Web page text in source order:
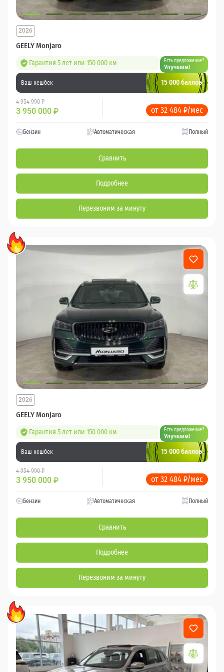
GEELY Monjaro
2026
Гарантия 5 лет или 150 000 км Есть предложение?
Улучшим!
Ваш кешбек 15 000 баллов
4 954 990 ₽
3 950 000 ₽ от 32 484 ₽/мес
Бензин Автоматическая Полный
Сравнить
Подробнее
Перезвоним за минуту
GEELY Monjaro
2026
Гарантия 5 лет или 150 000 км Есть предложение?
Улучшим!
Ваш кешбек 15 000 баллов
4 954 990 ₽
3 950 000 ₽ от 32 484 ₽/мес
Бензин Автоматическая Полный
Сравнить
Подробнее
Перезвоним за минуту